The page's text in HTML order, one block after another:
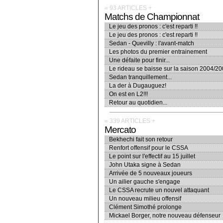
« 93 ARTICLES +
Matchs de Championnat
Le jeu des pronos : c'est reparti !!
Le jeu des pronos : c'est reparti !!
Sedan - Quevilly : l'avant-match
Les photos du premier entrainement
Une défaite pour finir...
Le rideau se baisse sur la saison 2004/
Sedan tranquillement...
La der à Dugauguez!
On est en L2!!!
Retour au quotidien...
« 339 ARTICLES +
Mercato
Bekhechi fait son retour
Renfort offensif pour le CSSA
Le point sur l'effectif au 15 juillet
John Utaka signe à Sedan
Arrivée de 5 nouveaux joueurs
Un ailier gauche s'engage
Le CSSA recrute un nouvel attaquant
Un nouveau milieu offensif
Clément Simothé prolonge
Mickael Borger, notre nouveau défenseur